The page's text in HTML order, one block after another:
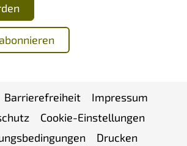
Barrierefreiheit
Impressum
Cookie-Einstellungen
Drucken